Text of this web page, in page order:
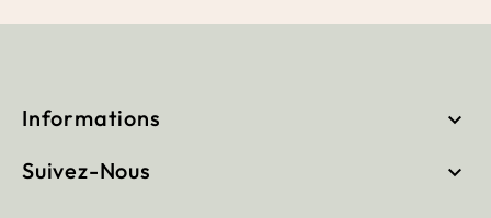
Informations 
Suivez-Nous 